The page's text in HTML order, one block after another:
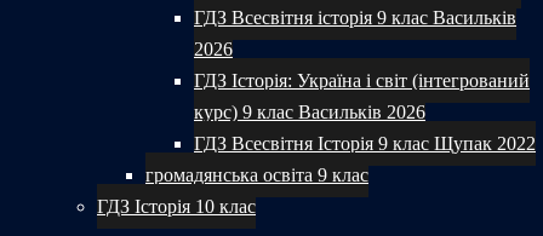
ГДЗ Всесвітня історія 9 клас Васильків
2026
ГДЗ Історія: Україна і світ (інтегрований
курс) 9 клас Васильків 2026
ГДЗ Всесвітня Історія 9 клас Щупак 2022
громадянська освіта 9 клас
ГДЗ Історія 10 клас